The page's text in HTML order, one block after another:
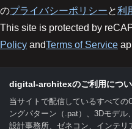
のプライバシーポリシーと利
This site is protected by
Policy andTerms of Service
digital-architexのご利用につ
当サイトで配信しているすべて
ングパターン（.pat）、3Dモデ
設計事務所、ゼネコン、インテ